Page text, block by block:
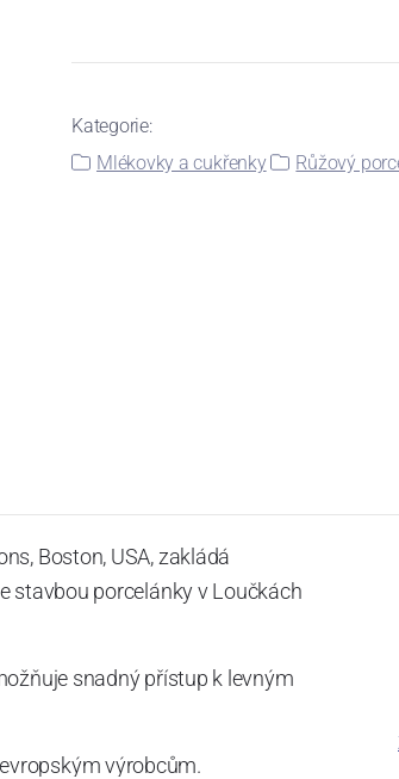
Kategorie:
Mlékovky a cukřenky
Růžový
Boston, USA, zakládá
stavbou porcelánky v Loučkách
snadný přístup k levným
výrobcům.